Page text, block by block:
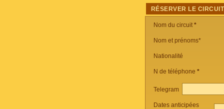
RÉSERVER LE CIRCUIT
Nom du circuit*
Nom et prénoms*
Nationalité
N de téléphone *
Telegram
Dates anticipées